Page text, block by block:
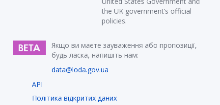
the UK government’s official
policies.
Якщо ви маєте зауваження або пропозиції,
будь ласка, напишіть нам:
data@loda.gov.ua
API
Політика відкритих даних